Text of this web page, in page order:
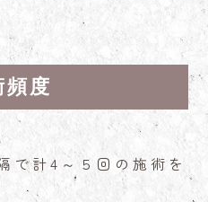
頻度
で計4～５回の施術を